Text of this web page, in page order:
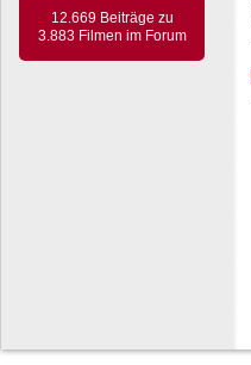
12.669 Beiträge zu
3.883 Filmen im Forum